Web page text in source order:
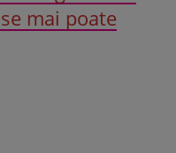
mai poate